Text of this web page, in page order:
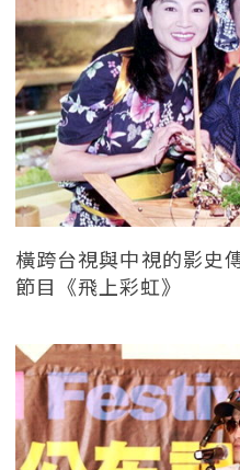
橫跨台視與中視的影史
節目《飛上彩虹》